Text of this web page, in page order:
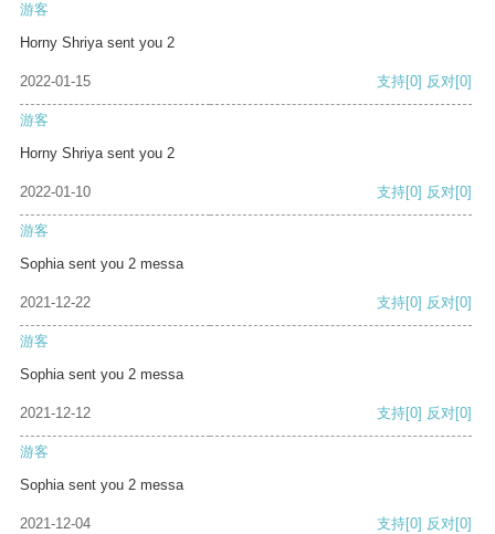
游客
Horny Shriya sent you 2
2022-01-15 支持[0] 反对[0]
游客
Horny Shriya sent you 2
2022-01-10 支持[0] 反对[0]
游客
Sophia sent you 2 messa
2021-12-22 支持[0] 反对[0]
游客
Sophia sent you 2 messa
2021-12-12 支持[0] 反对[0]
游客
Sophia sent you 2 messa
2021-12-04 支持[0] 反对[0]